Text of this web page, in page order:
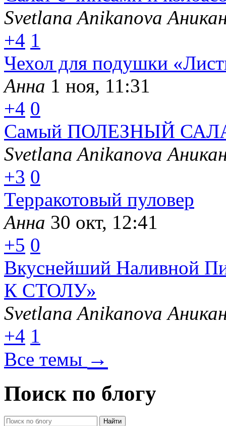
Svetlana Anikanova
+4 1
Чехол для подушки
Анна 1 ноя, 11:31
+4 0
Самый ПОЛЕЗНЫЙ
Svetlana Anikanova
+3 0
Терракотовый пуловер
Анна 30 окт, 12:41
+5 0
Вкуснейший Наливной
К СТОЛУ»
Svetlana Anikanova
+4 1
Все темы →
Поиск по блогу